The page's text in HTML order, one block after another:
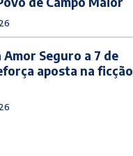
Seguro a 7 de
aposta na ficção